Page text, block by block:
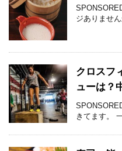
ジありませ
クロスフ
ューは？
きてます。